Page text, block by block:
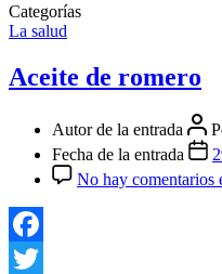
Categorías
La salud
Aceite de romero
Autor de la entrada
Fecha de la entrada
No hay comentarios
Facebook